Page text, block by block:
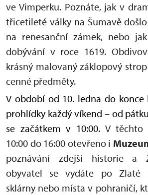
ve Vimperku. Poznáte, jak v
třicetileté války na Šumavě
na renesanční zámek, nebo
dobývání v roce 1619.
krásný malovaný záklopový
cenné předměty.
V období od 10. ledna do
prohlídky každý víkend – od
se začátkem v 10:00. V těchto
10:00 do 16:00 otevřeno i
poznávání zdejší historie a
obyvatel se vydáte po Zlaté
sklárny nebo místa v pohraničí,